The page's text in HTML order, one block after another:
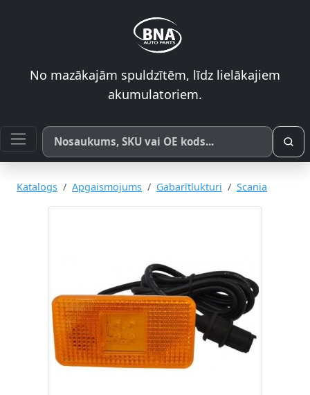
No mazākajām spuldzītēm, līdz lielākajiem
akumulatoriem.
Meklēt pēc produkta nosaukuma, SKU vai OE koda
Katalogs Apgaismojums Gabarītlukturi Scania